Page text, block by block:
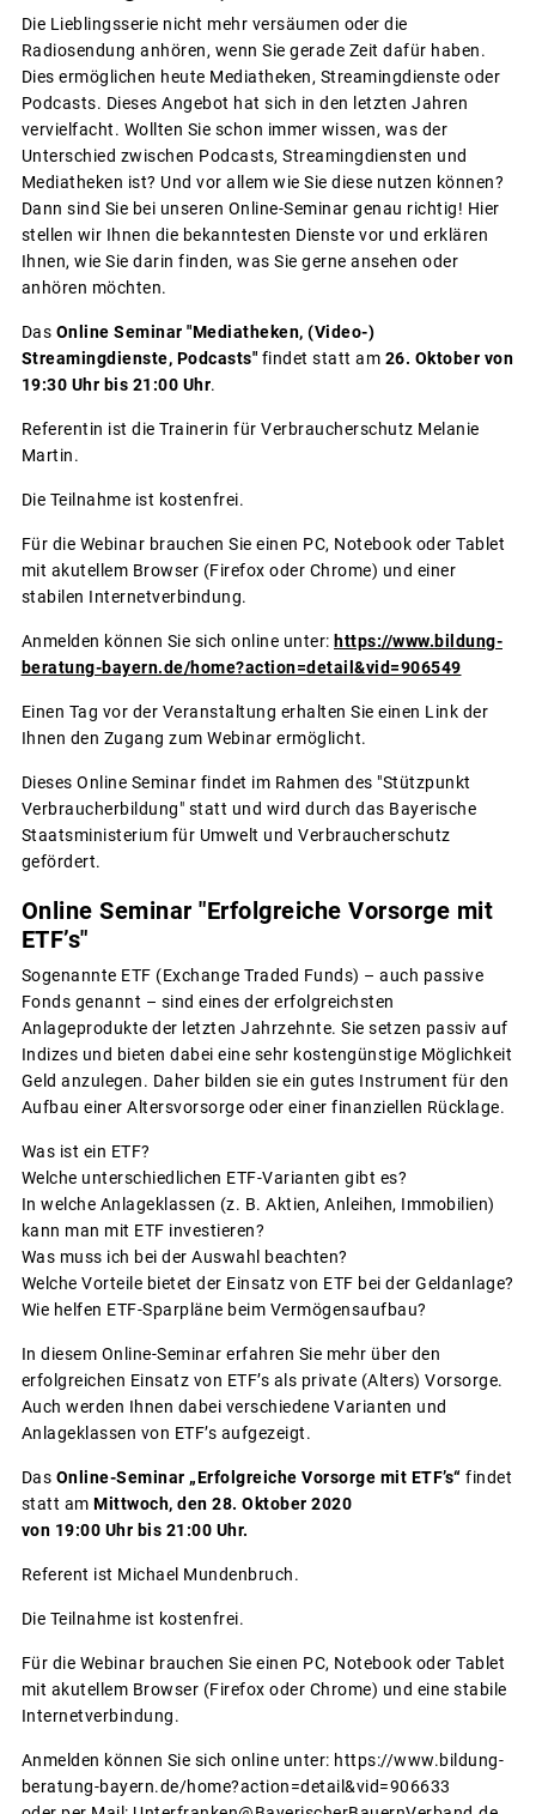
Die Lieblingsserie nicht mehr versäumen oder die
Radiosendung anhören, wenn Sie gerade Zeit dafür haben.
Dies ermöglichen heute Mediatheken, Streamingdienste oder
Podcasts. Dieses Angebot hat sich in den letzten Jahren
vervielfacht. Wollten Sie schon immer wissen, was der
Unterschied zwischen Podcasts, Streamingdiensten und
Mediatheken ist? Und vor allem wie Sie diese nutzen können?
Dann sind Sie bei unseren Online-Seminar genau richtig! Hier
stellen wir Ihnen die bekanntesten Dienste vor und erklären
Ihnen, wie Sie darin finden, was Sie gerne ansehen oder
anhören möchten.
Das Online Seminar "Mediatheken, (Video-)
Streamingdienste, Podcasts" findet statt am 26. Oktober von
19:30 Uhr bis 21:00 Uhr.
Referentin ist die Trainerin für Verbraucherschutz Melanie
Martin.
Die Teilnahme ist kostenfrei.
Für die Webinar brauchen Sie einen PC, Notebook oder Tablet
mit akutellem Browser (Firefox oder Chrome) und einer
stabilen Internetverbindung.
Anmelden können Sie sich online unter: https://www.bildung-
beratung-bayern.de/home?action=detail&vid=906549
Einen Tag vor der Veranstaltung erhalten Sie einen Link der
Ihnen den Zugang zum Webinar ermöglicht.
Dieses Online Seminar findet im Rahmen des "Stützpunkt
Verbraucherbildung" statt und wird durch das Bayerische
Staatsministerium für Umwelt und Verbraucherschutz
gefördert.
Online Seminar "Erfolgreiche Vorsorge mit
ETF’s"
Sogenannte ETF (Exchange Traded Funds) – auch passive
Fonds genannt – sind eines der erfolgreichsten
Anlageprodukte der letzten Jahrzehnte. Sie setzen passiv auf
Indizes und bieten dabei eine sehr kostengünstige Möglichkeit
Geld anzulegen. Daher bilden sie ein gutes Instrument für den
Aufbau einer Altersvorsorge oder einer finanziellen Rücklage.
Was ist ein ETF?
Welche unterschiedlichen ETF-Varianten gibt es?
In welche Anlageklassen (z. B. Aktien, Anleihen, Immobilien)
kann man mit ETF investieren?
Was muss ich bei der Auswahl beachten?
Welche Vorteile bietet der Einsatz von ETF bei der Geldanlage?
Wie helfen ETF-Sparpläne beim Vermögensaufbau?
In diesem Online-Seminar erfahren Sie mehr über den
erfolgreichen Einsatz von ETF’s als private (Alters) Vorsorge.
Auch werden Ihnen dabei verschiedene Varianten und
Anlageklassen von ETF’s aufgezeigt.
Das Online-Seminar „Erfolgreiche Vorsorge mit ETF’s“ findet
statt am Mittwoch, den 28. Oktober 2020
von 19:00 Uhr bis 21:00 Uhr.
Referent ist Michael Mundenbruch.
Die Teilnahme ist kostenfrei.
Für die Webinar brauchen Sie einen PC, Notebook oder Tablet
mit akutellem Browser (Firefox oder Chrome) und eine stabile
Internetverbindung.
Anmelden können Sie sich online unter: https://www.bildung-
beratung-bayern.de/home?action=detail&vid=906633